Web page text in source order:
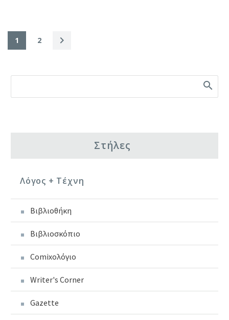
1 2
Στήλες
Λόγος + Τέχνη
Βιβλιοθήκη
Βιβλιοσκόπιο
Comixoλόγιο
Writer's Corner
Gazette